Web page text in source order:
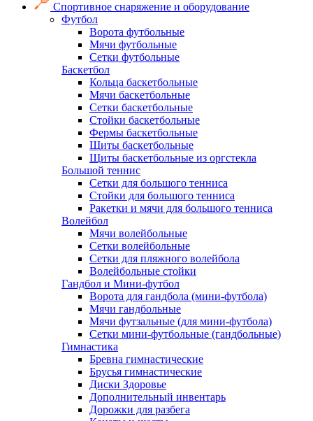
Спортивное снаряжение и оборудование
Футбол
Ворота футбольные
Мячи футбольные
Сетки футбольные
Баскетбол
Кольца баскетбольные
Мячи баскетбольные
Сетки баскетбольные
Стойки баскетбольные
Фермы баскетбольные
Щиты баскетбольные
Щиты баскетбольные из оргстекла
Большой теннис
Сетки для большого тенниса
Стойки для большого тенниса
Ракетки и мячи для большого тенниса
Волейбол
Мячи волейбольные
Сетки волейбольные
Сетки для пляжного волейбола
Волейбольные стойки
Гандбол и Мини-футбол
Ворота для гандбола (мини-футбола)
Мячи гандбольные
Мячи футзальные (для мини-футбола)
Сетки мини-футбольные (гандбольные)
Гимнастика
Бревна гимнастические
Брусья гимнастические
Диски Здоровье
Дополнительный инвентарь
Дорожки для разбега